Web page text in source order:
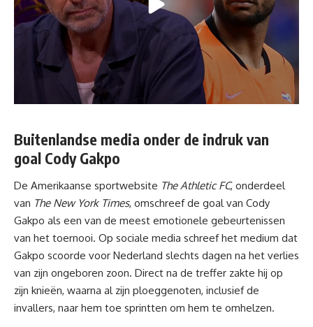
Buitenlandse media onder de indruk van
goal Cody Gakpo
De Amerikaanse sportwebsite The Athletic FC, onderdeel
van The New York Times, omschreef de goal van Cody
Gakpo als een van de meest emotionele gebeurtenissen
van het toernooi. Op sociale media schreef het medium dat
Gakpo scoorde voor Nederland slechts dagen na het verlies
van zijn ongeboren zoon. Direct na de treffer zakte hij op
zijn knieën, waarna al zijn ploeggenoten, inclusief de
invallers, naar hem toe sprintten om hem te omhelzen.